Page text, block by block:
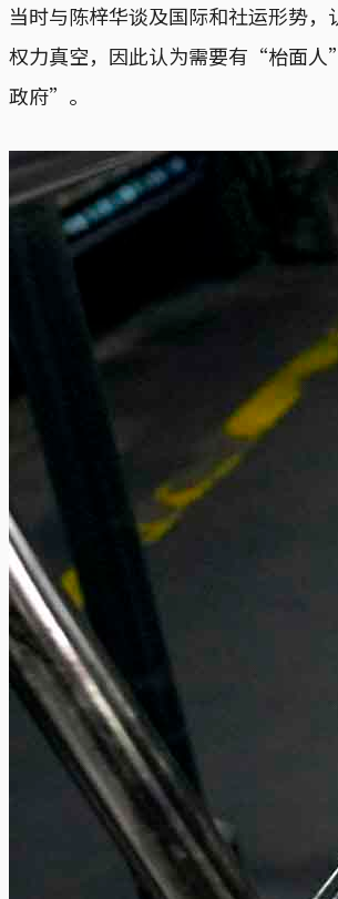
当时与陈梓华谈及国际和社运形势，
权力真空，因此认为需要有“枱面
政府”。